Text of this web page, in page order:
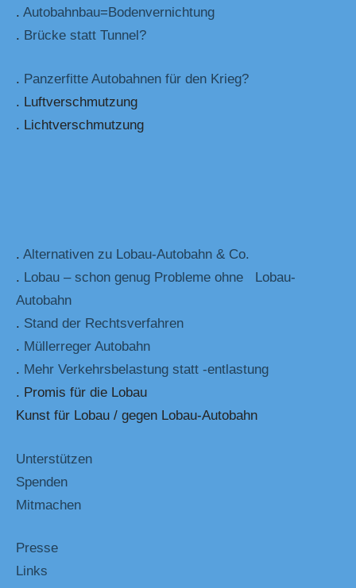
. Autobahnbau=Bodenvernichtung
. Brücke statt Tunnel?
. Panzerfitte Autobahnen für den Krieg?
. Luftverschmutzung
. Lichtverschmutzung
. Alternativen zu Lobau-Autobahn & Co.
. Lobau – schon genug Probleme ohne Lobau-
Autobahn
. Stand der Rechtsverfahren
. Müllerreger Autobahn
. Mehr Verkehrsbelastung statt -entlastung
. Promis für die Lobau
Kunst für Lobau / gegen Lobau-Autobahn
Unterstützen
Spenden
Mitmachen
Presse
Links